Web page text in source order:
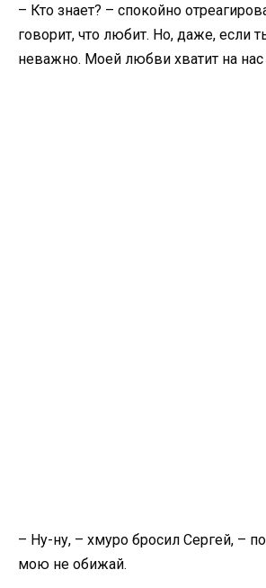
– Кто знает? – спокойно
говорит, что любит. Но, даже, если
неважно. Моей любви хватит на нас
– Ну-ну, – хмуро бросил Сергей, –
мою не обижай.